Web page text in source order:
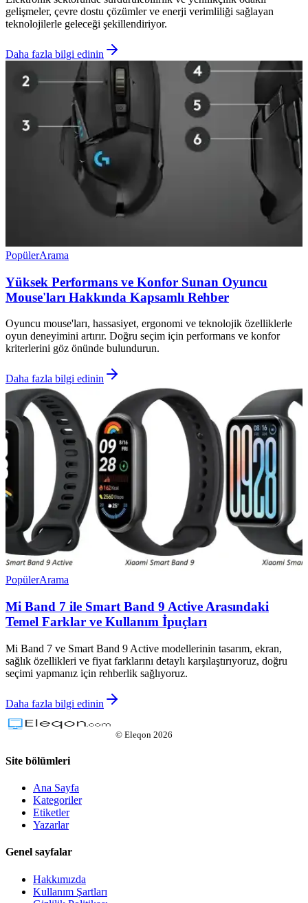
gelişmeler, çevre dostu çözümler ve enerji verimliliği sağlayan
teknolojilerle geleceği şekillendiriyor.
Daha fazla bilgi edinin
PopülerArama
Yüksek Performans ve Konfor Sunan Oyuncu
Mouse'ları Hakkında Kapsamlı Rehber
Oyuncu mouse'ları, hassasiyet, ergonomi ve teknolojik özelliklerle
oyun deneyimini artırır. Doğru seçim için performans ve konfor
kriterlerini göz önünde bulundurun.
Daha fazla bilgi edinin
PopülerArama
Mi Band 7 ile Smart Band 9 Active Arasındaki
Temel Farklar ve Kullanım İpuçları
Mi Band 7 ve Smart Band 9 Active modellerinin tasarım, ekran,
sağlık özellikleri ve fiyat farklarını detaylı karşılaştırıyoruz, doğru
seçimi yapmanız için rehberlik sağlıyoruz.
Daha fazla bilgi edinin
© Eleqon 2026
Site bölümleri
Ana Sayfa
Kategoriler
Etiketler
Yazarlar
Genel sayfalar
Hakkımızda
Kullanım Şartları